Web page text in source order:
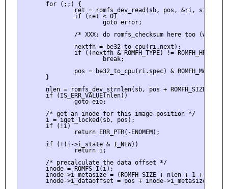
       for (;;) {
ret = romfs_dev_read(sb, pos, &ri,
               if (ret < 0)
                       goto error;
/* XXX: do romfs_checksum here too (with
               nextfh = be32_to_cpu(ri.next);
               if ((nextfh & ROMFH_TYPE) != ROMFH_HRD)
                       break;
               pos = be32_to_cpu(ri.spec) & ROMFH_MASK;
       }
nlen = romfs_dev_strnlen(sb, pos + ROMFH_SIZE,
       if (IS_ERR_VALUE(nlen))
               goto eio;
       /* get an inode for this image position */
       i = iget_locked(sb, pos);
       if (!i)
               return ERR_PTR(-ENOMEM);
       if (!(i->i_state & I_NEW))
               return i;
       /* precalculate the data offset */
       inode = ROMFS_I(i);
inode->i_metasize = (ROMFH_SIZE + nlen + 1 +
       inode->i_dataoffset = pos + inode->i_metasize;